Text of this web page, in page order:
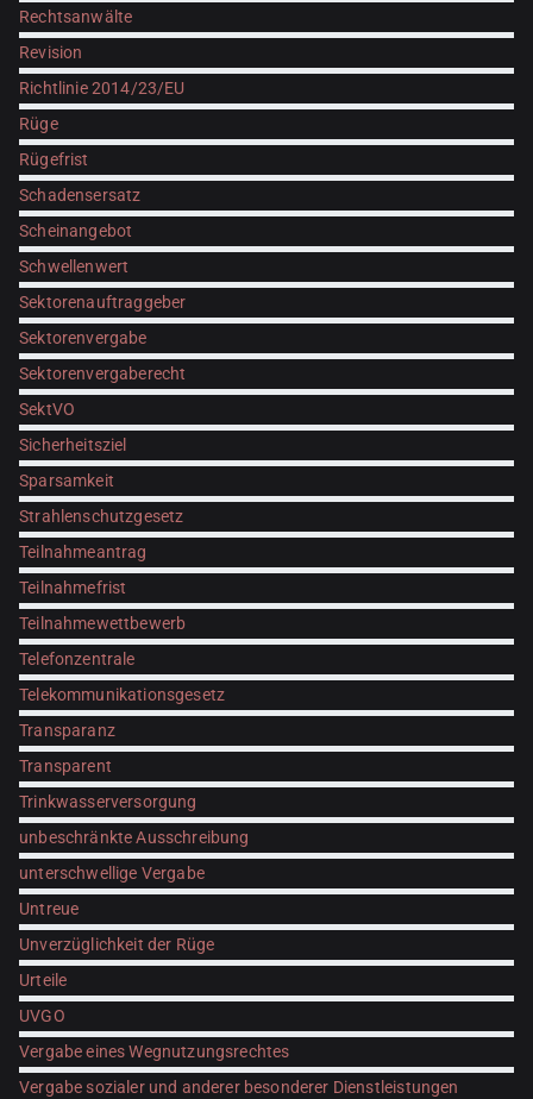
Rechtsanwälte
Revision
Richtlinie 2014/23/EU
Rüge
Rügefrist
Schadensersatz
Scheinangebot
Schwellenwert
Sektorenauftraggeber
Sektorenvergabe
Sektorenvergaberecht
SektVO
Sicherheitsziel
Sparsamkeit
Strahlenschutzgesetz
Teilnahmeantrag
Teilnahmefrist
Teilnahmewettbewerb
Telefonzentrale
Telekommunikationsgesetz
Transparanz
Transparent
Trinkwasserversorgung
unbeschränkte Ausschreibung
unterschwellige Vergabe
Untreue
Unverzüglichkeit der Rüge
Urteile
UVGO
Vergabe eines Wegnutzungsrechtes
Vergabe sozialer und anderer besonderer Dienstleistungen